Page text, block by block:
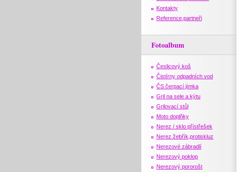
Kontakty
Reference,partneři
Fotoalbum
Česlicový koš
Čistírny odpadních vod
ČS čerpací jímka
Gril na sele a kýtu
Grilovací stůl
Moto doplňky
Nerez / sklo přístřešek
Nerez žebřík,protiskluz
Nerezové zábradlí
Nerezový poklop
Nerezový pororošt